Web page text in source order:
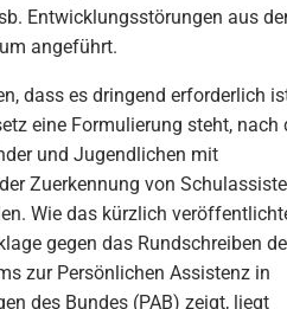
Entwicklungsstörungen aus
angeführt.
dass es dringend erforderlich
eine Formulierung steht, nach
und Jugendlichen mit
Zuerkennung von
Wie das kürzlich
gegen das Rundschreiben
zur Persönlichen Assistenz in
des Bundes (PAB) zeigt, liegt